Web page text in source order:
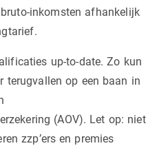
inkomsten afhankelijk
up-to-date. Zo kun
terugvallen op een baan in
(AOV). Let op: niet
zzp’ers en premies